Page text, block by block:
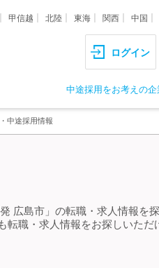
甲信越 北陸 東海 関西 中国
ログイン
中途採用をお考えの
中途採用情報
広島市」の転職・求人情報を
転職・求人情報をお探しいただ